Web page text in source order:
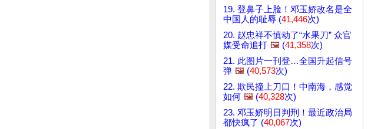
19. 登鼻子上脸！邓玉娇改名是全
中国人的耻辱 (41,446次)
20. 赵忠祥不慎动了“水果刀” 众官
媒受命追打 🖼️ (41,358次)
21. 此图片一刊登…全国升起信号
弹 🖼️ (40,573次)
22. 欺民撞上刀口！中南海，感觉
如何 🖼️ (40,328次)
23. 邓玉娇明日判刑！最近政治局
都快疯了 (40,067次)